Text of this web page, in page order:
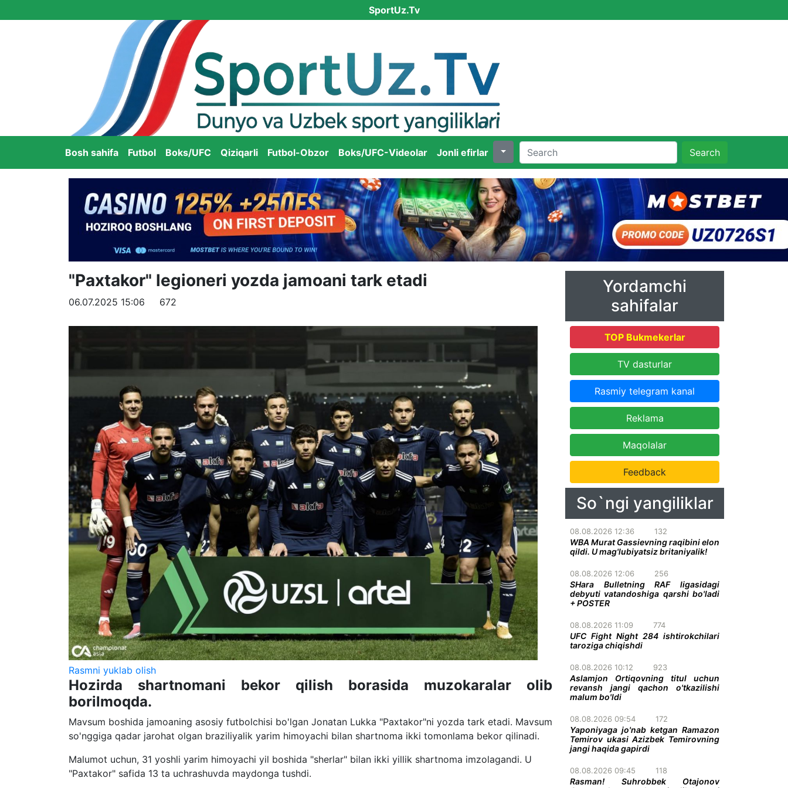
SportUz.Tv
Bosh sahifa Futbol Boks/UFC Qiziqarli Futbol-Obzor Boks/UFC-Videolar Jonli efirlar Search
"Paxtakor" legioneri yozda jamoani tark etadi
06.07.2025 15:06 672
Rasmni yuklab olish
Hozirda shartnomani bekor qilish borasida muzokaralar olib
borilmoqda.
Mavsum boshida jamoaning asosiy futbolchisi bo'lgan Jonatan Lukka "Paxtakor"ni yozda tark etadi. Mavsum
so'nggiga qadar jarohat olgan braziliyalik yarim himoyachi bilan shartnoma ikki tomonlama bekor qilinadi.
Malumot uchun, 31 yoshli yarim himoyachi yil boshida "sherlar" bilan ikki yillik shartnoma imzolagandi. U
"Paxtakor" safida 13 ta uchrashuvda maydonga tushdi.
Yordamchi
sahifalar
TOP Bukmekerlar
TV dasturlar
Rasmiy telegram kanal
Reklama
Maqolalar
Feedback
So`ngi yangiliklar
08.08.2026 12:36 132
WBA Murat Gassievning raqibini elon
qildi. U mag'lubiyatsiz britaniyalik!
08.08.2026 12:06 256
SHara Bulletning RAF ligasidagi
debyuti vatandoshiga qarshi bo'ladi
+ POSTER
08.08.2026 11:09 774
UFC Fight Night 284 ishtirokchilari
taroziga chiqishdi
08.08.2026 10:12 923
Aslamjon Ortiqovning titul uchun
revansh jangi qachon o'tkazilishi
malum bo'ldi
08.08.2026 09:54 172
Yaponiyaga jo'nab ketgan Ramazon
Temirov ukasi Azizbek Temirovning
jangi haqida gapirdi
08.08.2026 09:45 118
Rasman! Suhrobbek Otajonov